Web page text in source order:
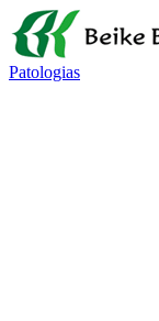
Patologias